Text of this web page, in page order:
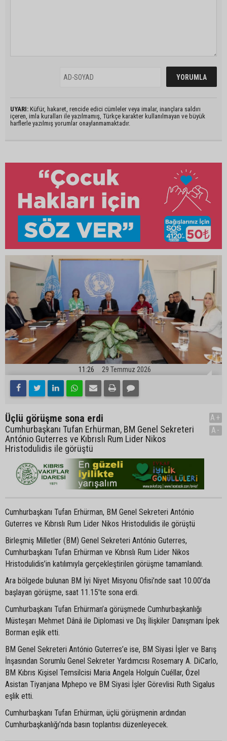
UYARI: Küfür, hakaret, rencide edici cümleler veya imalar, inançlara saldırı
içeren, imla kuralları ile yazılmamış, Türkçe karakter kullanılmayan ve büyük
harflerle yazılmış yorumlar onaylanmamaktadır.
11:26 29 Temmuz 2026
Üçlü görüşme sona erdi
Cumhurbaşkanı Tufan Erhürman, BM Genel Sekreteri
António Guterres ve Kıbrıslı Rum Lider Nikos
Hristodulidis ile görüştü
A+
A-
Cumhurbaşkanı Tufan Erhürman, BM Genel Sekreteri António
Guterres ve Kıbrıslı Rum Lider Nikos Hristodulidis ile görüştü
Birleşmiş Milletler (BM) Genel Sekreteri António Guterres,
Cumhurbaşkanı Tufan Erhürman ve Kıbrıslı Rum Lider Nikos
Hristodulidis’in katılımıyla gerçekleştirilen görüşme tamamlandı.
Ara bölgede bulunan BM İyi Niyet Misyonu Ofisi’nde saat 10.00’da
başlayan görüşme, saat 11.15'te sona erdi.
Cumhurbaşkanı Tufan Erhürman’a görüşmede Cumhurbaşkanlığı
Müsteşarı Mehmet Dânâ ile Diplomasi ve Dış İlişkiler Danışmanı İpek
Borman eşlik etti.
BM Genel Sekreteri António Guterres’e ise, BM Siyasi İşler ve Barış
İnşasından Sorumlu Genel Sekreter Yardımcısı Rosemary A. DiCarlo,
BM Kıbrıs Kişisel Temsilcisi Maria Angela Holguín Cuéllar, Özel
Asistan Tiyanjana Mphepo ve BM Siyasi İşler Görevlisi Ruth Sigalus
eşlik etti.
Cumhurbaşkanı Tufan Erhürman, üçlü görüşmenin ardından
Cumhurbaşkanlığı’nda basın toplantısı düzenleyecek.